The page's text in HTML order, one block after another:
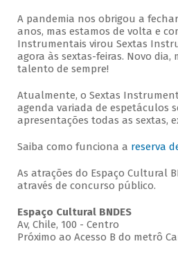
A pandemia nos obrigou a
anos, mas estamos de volta e
Instrumentais virou Sextas
agora às sextas-feiras. Novo dia,
talento de sempre!
Atualmente, o Sextas
agenda variada de espetáculos
apresentações todas as sextas,
Saiba como funciona a reserva
As atrações do Espaço Cultural
através de concurso público.
Espaço Cultural BNDES
Av, Chile, 100 - Centro
Próximo ao Acesso B do metrô